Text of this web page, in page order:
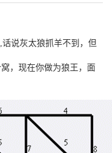
说灰太狼抓羊不到，但
，现在你做为狼王，面